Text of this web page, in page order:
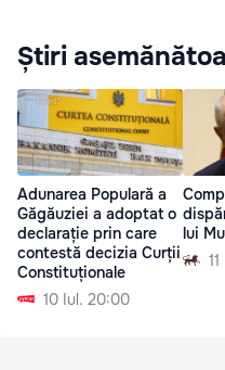
Știri
Adunarea Populară a
Găgăuziei a adoptat o
declarație prin care
contestă decizia Curții
Constituționale
10 Iul. 20:00
lui